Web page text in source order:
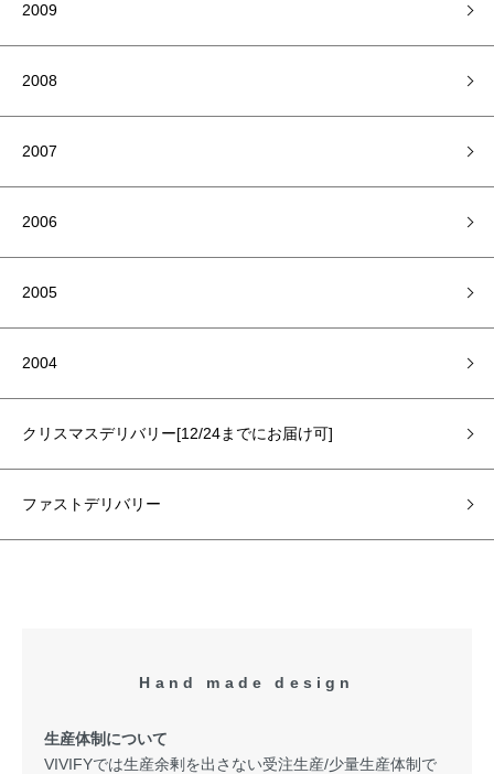
2009
2008
2007
2006
2005
2004
クリスマスデリバリー[12/24までにお届け可]
ファストデリバリー
Hand made design
生産体制について
VIVIFYでは生産余剰を出さない受注生産/少量生産体制で